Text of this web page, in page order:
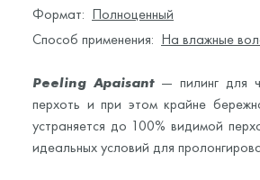
Формат: Полноценный
Способ применения: На влажные
Peeling Apaisant — пилинг для
перхоть и при этом крайне
устраняется до 100% видимой
идеальных условий для